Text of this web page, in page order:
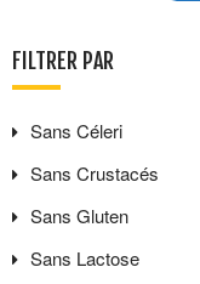
FILTRER PAR
Sans Céleri
Sans Crustacés
Sans Gluten
Sans Lactose